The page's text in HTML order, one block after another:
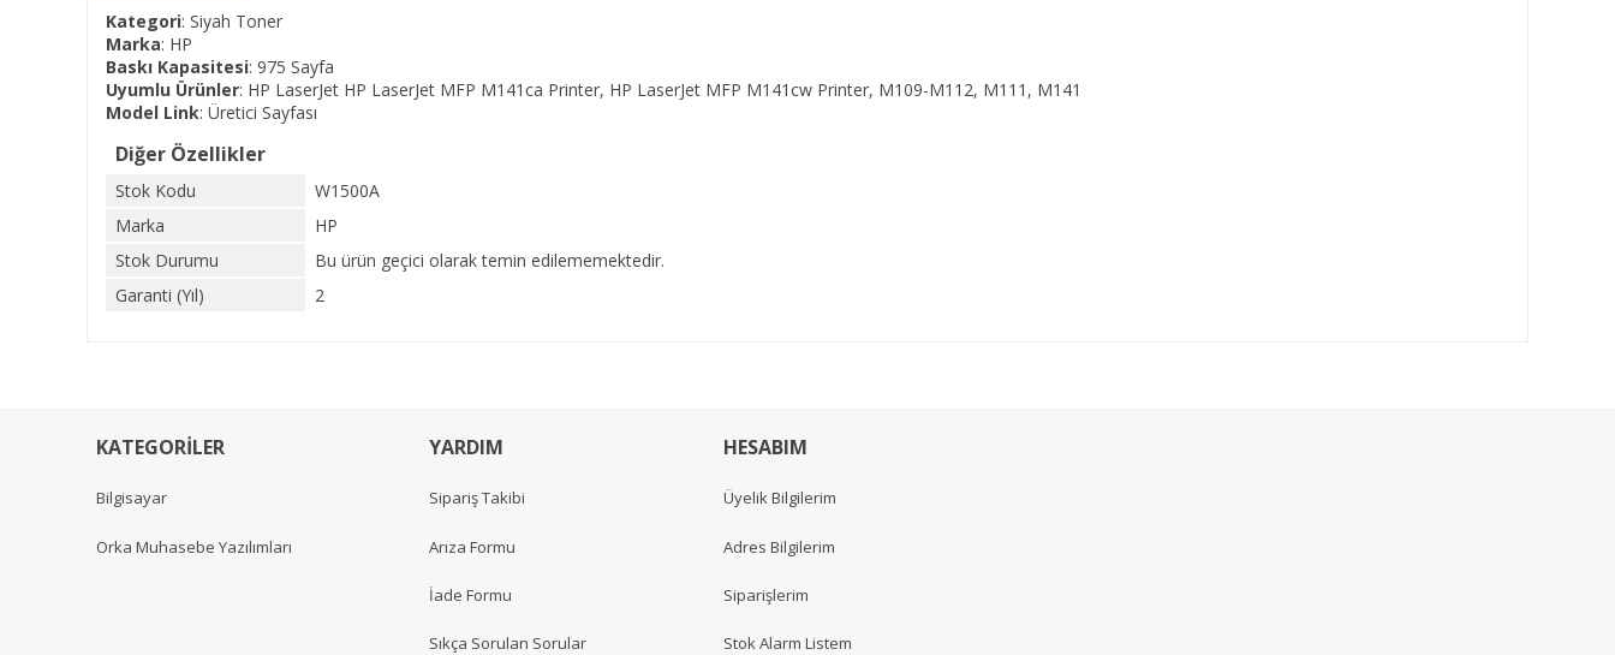
Kategori: Siyah Toner
Marka: HP
Baskı Kapasitesi: 975 Sayfa
Uyumlu Ürünler: HP LaserJet HP LaserJet MFP M141ca Printer, HP LaserJet MFP M141cw Printer, M109-M112, M111, M141
Model Link: Üretici Sayfası
Diğer Özellikler
Stok Kodu
W1500A
Marka
HP
Stok Durumu
Bu ürün geçici olarak temin edilememektedir.
Garanti (Yıl)
2
KATEGORİLER
Bilgisayar
Orka Muhasebe Yazılımları
YARDIM
Sipariş Takibi
Arıza Formu
İade Formu
Sıkça Sorulan Sorular
HESABIM
Üyelik Bilgilerim
Adres Bilgilerim
Siparişlerim
Stok Alarm Listem